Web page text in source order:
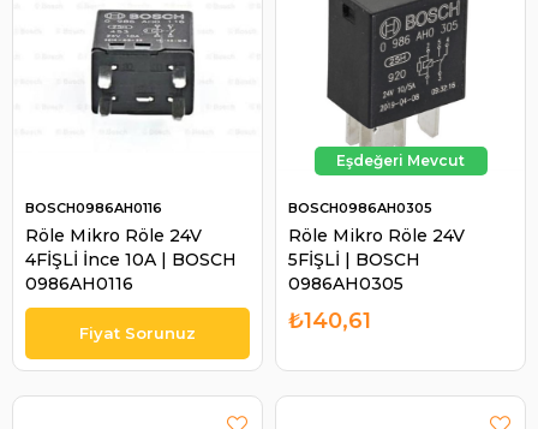
Röle Mikro Röle 24V
4FİŞLİ İnce 10A | BOSCH
0986AH0116
BOSCH0986AH0116
Röle Mikro Röle 24V
5FİŞLİ | BOSCH
0986AH0305
BOSCH0986AH0305
₺140,61